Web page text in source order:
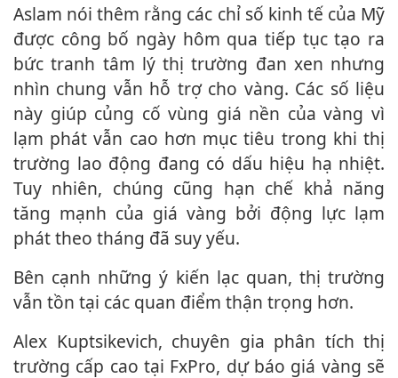
Aslam nói thêm rằng các chỉ số kinh tế của Mỹ
được công bố ngày hôm qua tiếp tục tạo ra
bức tranh tâm lý thị trường đan xen nhưng
nhìn chung vẫn hỗ trợ cho vàng. Các số liệu
này giúp củng cố vùng giá nền của vàng vì
lạm phát vẫn cao hơn mục tiêu trong khi thị
trường lao động đang có dấu hiệu hạ nhiệt.
Tuy nhiên, chúng cũng hạn chế khả năng
tăng mạnh của giá vàng bởi động lực lạm
phát theo tháng đã suy yếu.
Bên cạnh những ý kiến lạc quan, thị trường
vẫn tồn tại các quan điểm thận trọng hơn.
Alex Kuptsikevich, chuyên gia phân tích thị
trường cấp cao tại FxPro, dự báo giá vàng sẽ